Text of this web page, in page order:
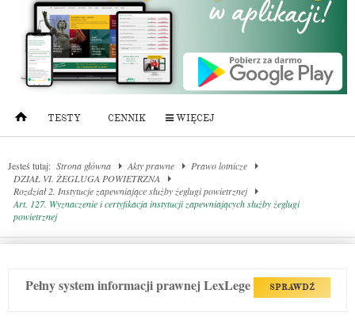
TESTY CENNIK WIĘCEJ
Jesteś tutaj: Strona główna Akty prawne
Prawo lotnicze
DZIAŁ VI. ŻEGLUGA POWIETRZNA
Rozdział 2. Instytucje zapewniające służby żeglugi powietrznej
Art. 127. Wyznaczenie i certyfikacja instytucji zapewniających służby żeglugi
powietrznej
Pełny system informacji prawnej LexLege SPRAWDŹ